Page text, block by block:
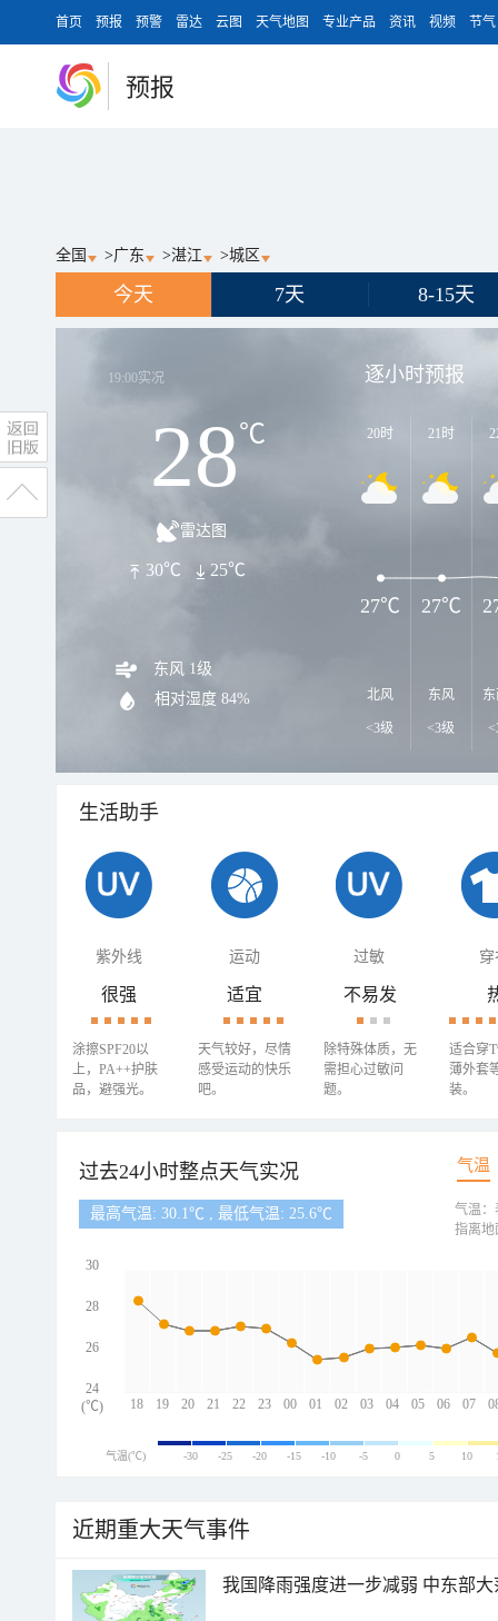
首页 预报 预警 雷达 云图 天气地图 专业产品 资讯 视频 节气
预报
全国 >广东 >湛江 >城区
今天 7天 8-15天
19:00实况
28℃
雷达图
30℃ 25℃
东风 1级
相对湿度 84%
逐小时预报
20时
北风
<3级
21时
东风
<3级
27℃ 27℃
生活助手
紫外线 运动 过敏 穿
很强
涂擦SPF20以
上，PA++护肤
品，避强光。
适宜
天气较好，尽情
感受运动的快乐
吧。
不易发
除特殊体质，无
需担心过敏问
题。
适合穿
薄外套
装。
过去24小时整点天气实况 气温
最高气温: 30.1℃ , 最低气温: 25.6℃
18 19 20 21 22 23 00 01 02 03 04 05 06 07
30
28
26
24
(℃)
气温：
指离地
气温(℃) -30 -25 -20 -15 -10 -5 0 5 10
近期重大天气事件
我国降雨强度进一步减弱 中东部